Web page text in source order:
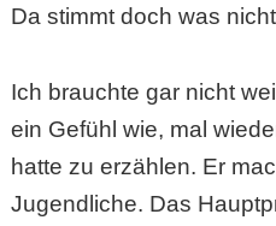
Da stimmt doch was
Ich brauchte gar nicht
ein Gefühl wie, mal
hatte zu erzählen. Er
Jugendliche. Das